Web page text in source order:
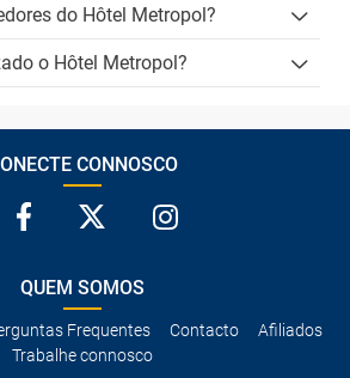
do Hôtel Metropol?
o Hôtel Metropol?
CONNOSCO
QUEM SOMOS
Frequentes Contacto
Afiliados
Trabalhe connosco